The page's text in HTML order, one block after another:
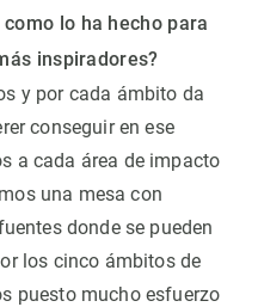
lo ha hecho para
inspiradores?
y por cada ámbito da
conseguir en ese
a cada área de impacto
una mesa con
donde se pueden
los cinco ámbitos de
puesto mucho esfuerzo